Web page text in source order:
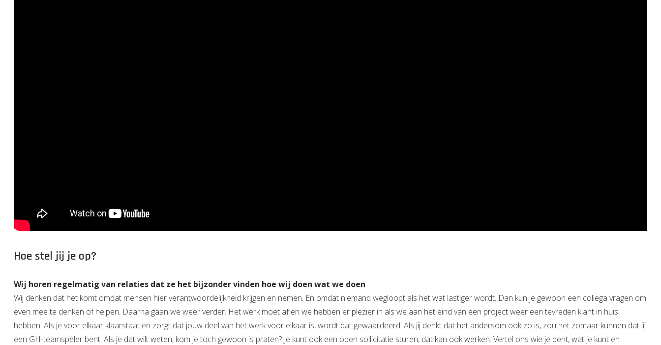
Hoe stel jij je op?
Wij horen regelmatig van relaties dat ze het bijzonder vinden hoe wij doen wat we doen
Wij denken dat het komt omdat mensen hier verantwoordelijkheid krijgen en nemen. En omdat niemand wegloopt als het wat lastiger wordt. Dan kun je gewoon een collega vragen om
even mee te denken of helpen. Daarna gaan we weer verder. Het werk moet af en we hebben er plezier in als we aan het eind van een project weer een tevreden klant in huis
hebben. Als je voor elkaar klaarstaat en zorgt dat jouw deel van het werk voor elkaar is, wordt dat gewaardeerd. Als jij denkt dat het andersom ook zo is, zou het zomaar kunnen dat jij
een GH-teamspeler bent. Als je dat wilt weten, kom je toch gewoon is praten? Je kunt ook een open sollicitatie sturen; dat kan ook werken. Vertel ons wie je bent, wat je kunt en